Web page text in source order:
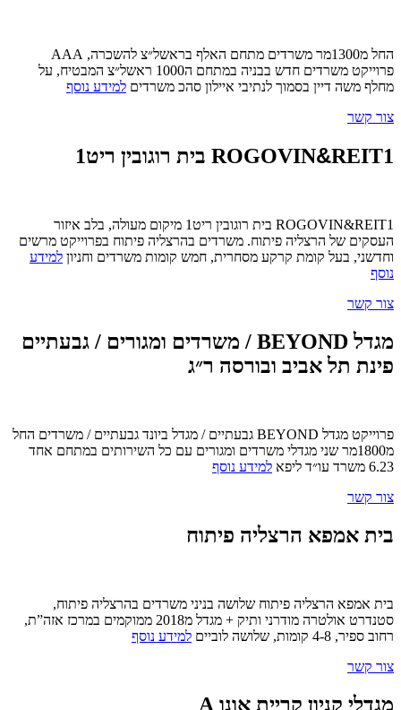
החל מ1300מר משרדים מתחם האלף בראשל״צ להשכרה, AAA
פרוייקט משרדים חדש בבניה במתחם ה1000 ראשל״צ המבטיח, על
מחלף משה דיין בסמוך לנתיבי איילון סהכ משרדים למידע נוסף
צור קשר
ROGOVIN&REIT1 בית רוגובין ריט1
ROGOVIN&REIT1 בית רוגובין ריט1 מיקום מעולה, בלב איזור
העסקים של הרצליה פיתוח. משרדים בהרצליה פיתוח בפרוייקט מרשים
וחדשני, בעל קומת קרקע מסחרית, חמש קומות משרדים וחניון למידע
נוסף
צור קשר
מגדל BEYOND / משרדים ומגורים / גבעתיים
פינת תל אביב ובורסה ר״ג
פרוייקט מגדל BEYOND גבעתיים / מגדל ביונד גבעתיים / משרדים החל
מ1800מר שני מגדלי משרדים ומגורים עם כל השירותים במתחם אחד
6.23 משרד עו״ד ליפא
למידע נוסף
צור קשר
בית אמפא הרצליה פיתוח
בית אמפא הרצליה פיתוח שלושה בניני משרדים בהרצליה פיתוח,
סטנדרט אולטרה מודרני ותיק + מגדל מ2018 ממוקמים במרכז אזה”ת,
רחוב ספיר, 4-8 קומות, שלושה לוביים
למידע נוסף
צור קשר
מגדלי קניון קריית אונו A